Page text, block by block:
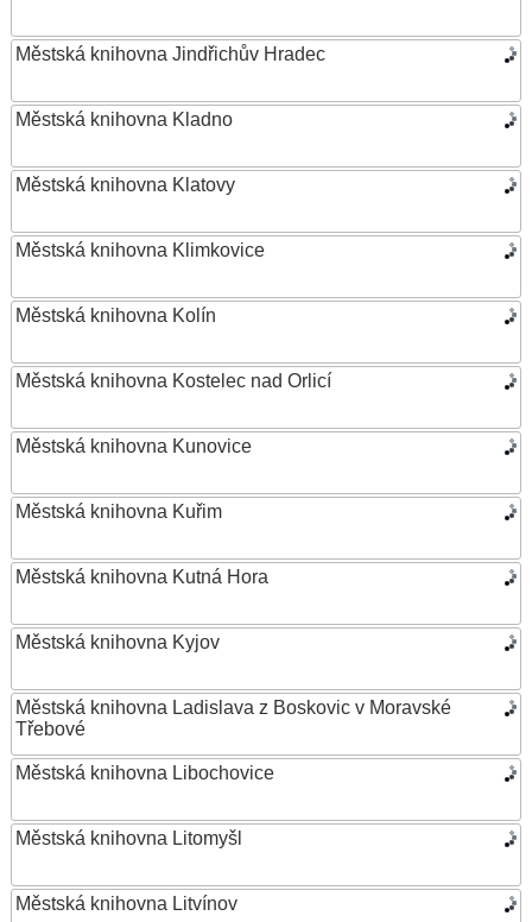
Městská knihovna Jindřichův Hradec
Městská knihovna Kladno
Městská knihovna Klatovy
Městská knihovna Klimkovice
Městská knihovna Kolín
Městská knihovna Kostelec nad Orlicí
Městská knihovna Kunovice
Městská knihovna Kuřim
Městská knihovna Kutná Hora
Městská knihovna Kyjov
Městská knihovna Ladislava z Boskovic v Moravské
Třebové
Městská knihovna Libochovice
Městská knihovna Litomyšl
Městská knihovna Litvínov